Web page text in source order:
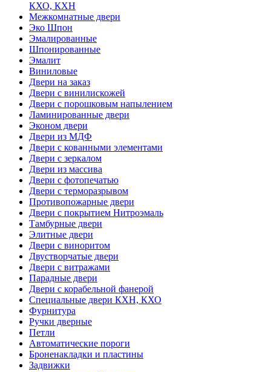
КХО, КХН
Межкомнатные двери
Эко Шпон
Эмалированные
Шпонированные
Эмалит
Виниловые
Двери на заказ
Двери с винилискожей
Двери с порошковым напылением
Ламинированные двери
Эконом двери
Двери из МДФ
Двери с кованными элементами
Двери с зеркалом
Двери из массива
Двери с фотопечатью
Двери с терморазрывом
Противопожарные двери
Двери с покрытием Нитроэмаль
Тамбурные двери
Элитные двери
Двери с виноритом
Двустворчатые двери
Двери с витражами
Парадные двери
Двери с корабельной фанерой
Специальные двери КХН, КХО
Фурнитура
Ручки дверные
Петли
Автоматические пороги
Броненакладки и пластины
Задвижки